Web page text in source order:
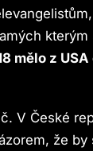
mělo z
V České
že